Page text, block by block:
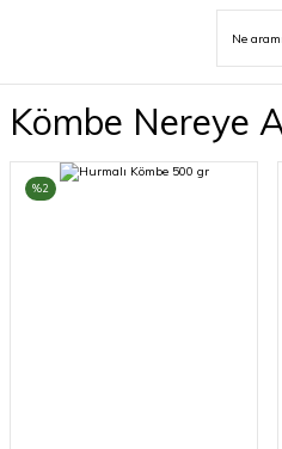
Kömbe Nereye
%2